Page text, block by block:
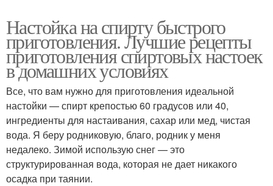
Настойка на спирту быстрого
приготовления. Лучшие рецепты
приготовления спиртовых настоек
в домашних условиях
Все, что вам нужно для приготовления идеальной
настойки — спирт крепостью 60 градусов или 40,
ингредиенты для настаивания, сахар или мед, чистая
вода. Я беру родниковую, благо, родник у меня
недалеко. Зимой использую снег — это
структурированная вода, которая не дает никакого
осадка при таянии.